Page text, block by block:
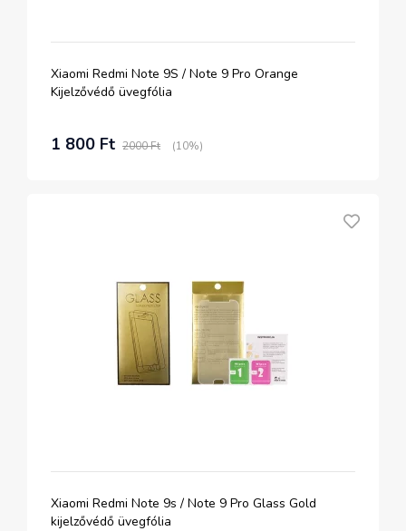
Xiaomi Redmi Note 9S / Note 9 Pro Orange
Kijelzővédő üvegfólia
1 800 Ft 2000 Ft (10%)
Xiaomi Redmi Note 9s / Note 9 Pro Glass Gold
kijelzővédő üvegfólia